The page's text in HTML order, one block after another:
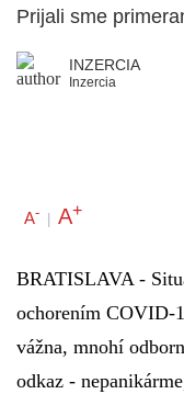
Prijali sme
INZERCIA
Inzercia
A- | A+
BRATISLAVA -
ochorením COVID-
vážna, mnohí
odkaz -